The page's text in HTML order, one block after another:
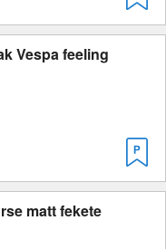
Vespa feeling
matt fekete